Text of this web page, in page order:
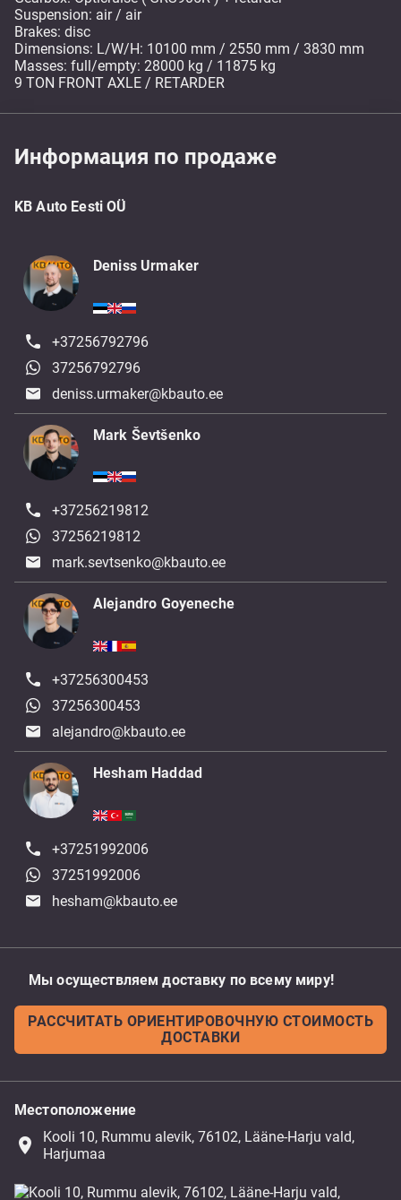
Suspension: air / air
Brakes: disc
Dimensions: L/W/H: 10100 mm / 2550 mm / 3830 mm
Masses: full/empty: 28000 kg / 11875 kg
9 TON FRONT AXLE / RETARDER
Информация по продаже
KB Auto Eesti OÜ
Deniss Urmaker
+37256792796
37256792796
deniss.urmaker@kbauto.ee
Mark Ševtšenko
+37256219812
37256219812
mark.sevtsenko@kbauto.ee
Alejandro Goyeneche
+37256300453
37256300453
alejandro@kbauto.ee
Hesham Haddad
+37251992006
37251992006
hesham@kbauto.ee
Мы осуществляем доставку по всему миру!
РАССЧИТАТЬ ОРИЕНТИРОВОЧНУЮ СТОИМОСТЬ
ДОСТАВКИ
Местоположение
place
Kooli 10, Rummu alevik, 76102, Lääne-Harju vald,
Harjumaa